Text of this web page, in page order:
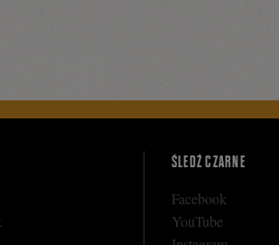
ŚLEDŹ CZARNE
Facebook
YouTube